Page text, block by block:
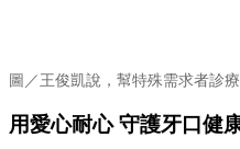
圖／王俊凱說，幫特殊需求者診
用愛心耐心 守護牙口健